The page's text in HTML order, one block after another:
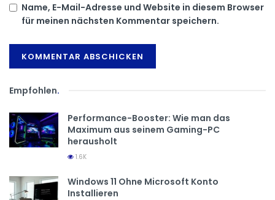
Name, E-Mail-Adresse und Website in diesem Browser
für meinen nächsten Kommentar speichern.
Empfohlen.
Performance-Booster: Wie man das
Maximum aus seinem Gaming-PC
herausholt
1.6K
Windows 11 Ohne Microsoft Konto
Installieren